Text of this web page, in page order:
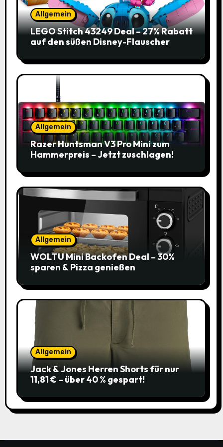
Allgemein
LEGO Stitch 43249 Deal – 27% Rabatt
auf den süßen Disney-Flauscher
Allgemein
Razer Huntsman V3 Pro Mini zum
Hammerpreis – Jetzt zuschlagen!
Allgemein
WOLTU Mini Backofen Deal – 30%
sparen & Pizza genießen
Allgemein
Jack & Jones Herren Shorts für nur
11,81 € – über 40 % gespart!